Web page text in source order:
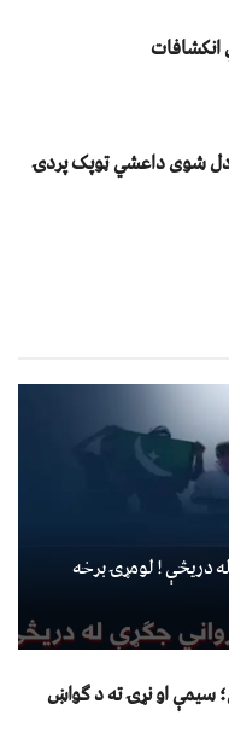
انکشافات
شوی داعشي ټوپک پردۍ
دریڅې ! لومړۍ برخه
سیمې او نړۍ ته د ګواښ